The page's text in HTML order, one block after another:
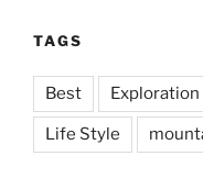
TAGS
Best Exploration
Life Style